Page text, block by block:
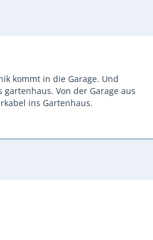
kommt in die Garage. Und
Von der Garage aus
ins Gartenhaus.